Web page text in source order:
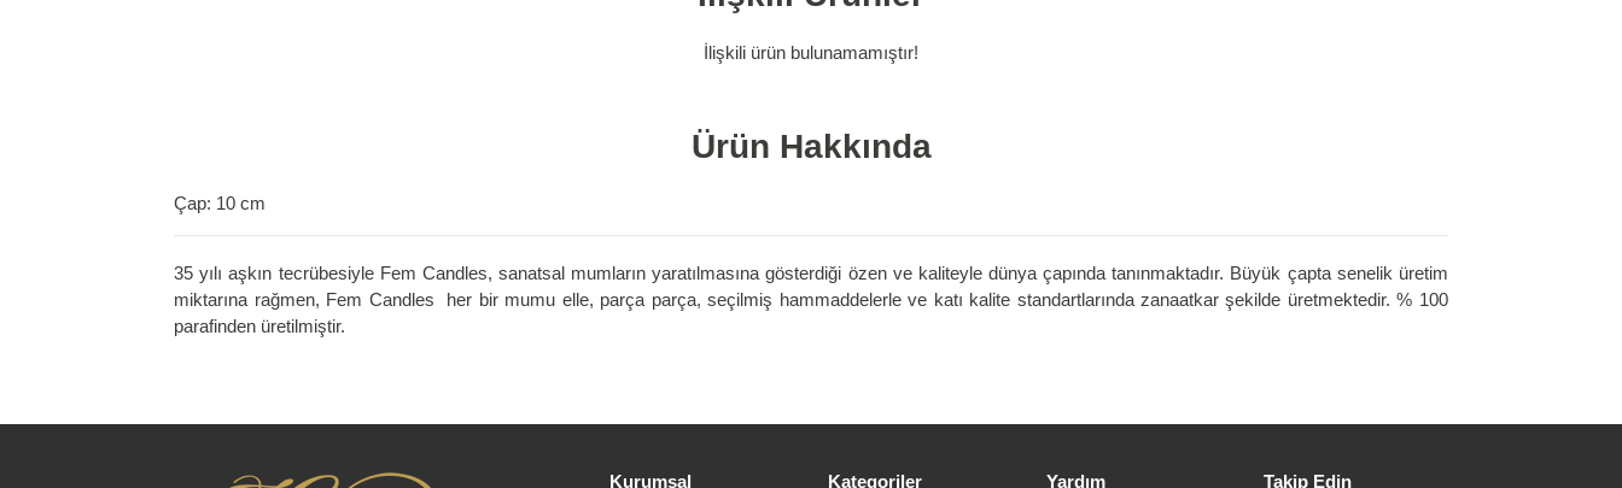
İlişkili ürün bulunamamıştır!
Ürün Hakkında
Çap: 10 cm
35 yılı aşkın tecrübesiyle Fem Candles, sanatsal mumların yaratılmasına gösterdiği özen ve kaliteyle dünya çapında tanınmaktadır. Büyük çapta senelik üretim
miktarına rağmen, Fem Candles her bir mumu elle, parça parça, seçilmiş hammaddelerle ve katı kalite standartlarında zanaatkar şekilde üretmektedir. % 100
parafinden üretilmiştir.
Kurumsal Kategoriler Yardım Takip Edin